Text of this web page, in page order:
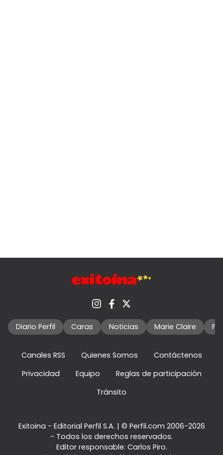
Diario Perfil Caras Noticias Marie Claire
Canales RSS Quienes Somos
Contáctenos
Privacidad
Equipo
Reglas de participación
Tránsito
Exitoina - Editorial Perfil S.A. | © Perfil.com 2006-2026
- Todos los derechos reservados.
Editor responsable: Carlos Piro.